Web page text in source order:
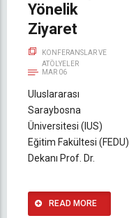
Yönelik
Ziyaret
KONFERANSLAR VE
ATÖLYELER
MAR 06
Uluslararası
Saraybosna
Üniversitesi (IUS)
Eğitim Fakültesi (FEDU)
Dekanı Prof. Dr.
READ MORE